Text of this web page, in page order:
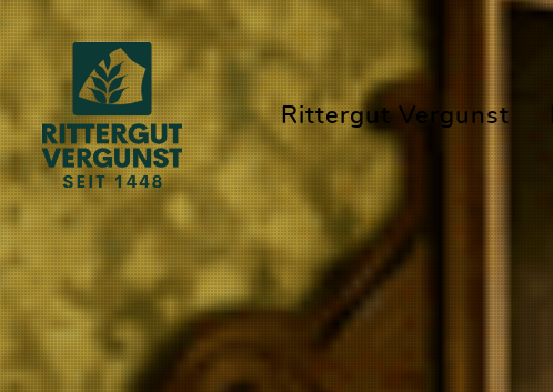
Rittergut Vergunst